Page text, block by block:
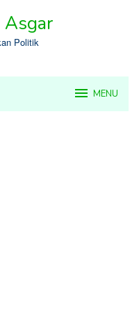
Asgar
Politik
MENU